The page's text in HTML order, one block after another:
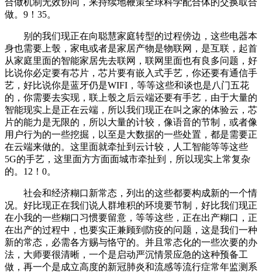
做。9！35。
别的我们现正在向聪慧家庭转型的过程傍边，这些电器本
身也需要上彀，家电或者是家居产物是物联网，是互联，起首
从家庭里面的智能家居先去联网，联网里面也有良多问题，好
比说你必定要有芯片，芯片要有嵌入式手艺，你还要有通信手
艺，好比说你是蓝牙仍是WIFI，等等这些和谈也是八门五花
的，你需要去实现，联上彀之后云端还要有手艺，由于大量的
智能现实上是正在云端，所以我们现正在叫之家的体验云，芯
片的能力是无限的，所以大量的计较，像语音的节制，或者像
用户行为的一些挖掘，以至是大数据的一些处置，都是需要正
在云端来做的。这里面就牵扯到云计较，人工智能等等这些
5G的手艺，这里面方方面面城市牵扯到，所以现实上常复杂
的。12！0。
社会和经济糊口新常态，列出的这些都要构成新的一个情
况。好比现正在我们说人群堆积的环境要节制，好比我们现正
在小我的一些糊口习惯要留意，等等这些，正在出产糊口，正
在出产的过程中，也要实正兼顾到防疫的问题，这是我们一种
新的常态，必需各方赐与恪守的。并且常态化的一些次要的办
法，大师要很清晰，一个是启动严沉情景应急的这种预备工
做，再一个是成立高度的新冠肺炎和流感等流行症常年监测系